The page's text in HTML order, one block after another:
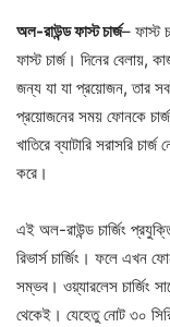
অল-রাউন্ড ফাস্ট চার্জ– ফাস্ট
ফাস্ট চার্জ। দিনের বেলায়,
জন্য যা যা প্রয়োজন, তার
প্রয়োজনের সময় ফোনকে চার্জ
খাতিরে ব্যাটারি সরাসরি
করে।
এই অল-রাউন্ড চার্জিং
রিভার্স চার্জিং। ফলে এখন
সম্ভব। ওয়্যারলেস চার্জিং
থেকেই। যেহেতু নোট ৩০